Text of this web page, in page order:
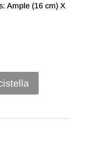
Ample (16 cm) X